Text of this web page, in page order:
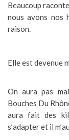
Beaucoup
nous avons nos
raison.
Elle est devenue
On aura pas
Bouches Du
aura fait des
s’adapter et il